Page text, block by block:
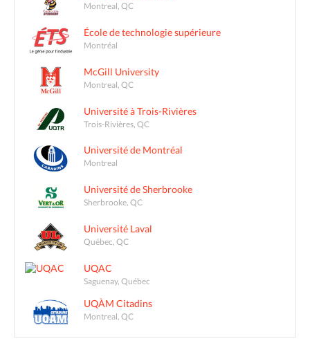
Montreal, QC
École de technologie supérieure
Montréal
McGill University
Montreal, QC
Université à Trois-Rivières
Trois-Rivières, QC
Université de Montréal
Montreal
Université de Sherbrooke
Sherbrooke, QC
Université Laval
Québec, QC
UQAC
Saguenay, Québec
UQÀM Citadins
Montreal, QC